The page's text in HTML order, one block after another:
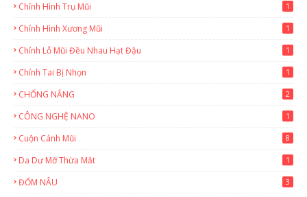
Chỉnh Hình Trụ Mũi 1
Chỉnh Hình Xương Mũi 1
Chỉnh Lỗ Mũi Đều Nhau Hạt Đậu 1
Chỉnh Tai Bị Nhọn 1
CHỐNG NẮNG 2
CÔNG NGHỆ NANO 1
Cuộn Cánh Mũi 8
Da Dư Mỡ Thừa Mắt 1
ĐỐM NÂU 3